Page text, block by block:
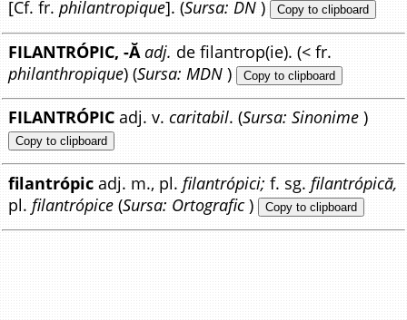
[Cf. fr.philantropique]. (Sursa: DN ) Copy to clipboard
FILANTRÓPIC, -Ă adj. de filantrop(ie). (< fr.
philanthropique) (Sursa: MDN ) Copy to clipboard
FILANTRÓPIC adj. v.caritabil. (Sursa: Sinonime )
Copy to clipboard
filantrópic adj. m., pl.filantrópici; f. sg.filantrópică,
pl. filantrópice (Sursa: Ortografic ) Copy to clipboard